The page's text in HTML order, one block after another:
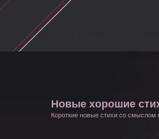
Новые хорошие
Короткие новые стихи со смыслом